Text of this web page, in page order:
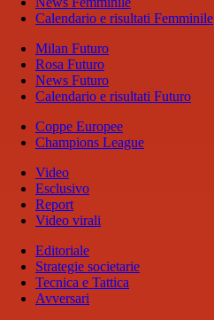
Calendario e risultati Femminile
Milan Futuro
Rosa Futuro
News Futuro
Calendario e risultati Futuro
Coppe Europee
Champions League
Video
Esclusivo
Report
Video virali
Editoriale
Strategie societarie
Tecnica e Tattica
Avversari